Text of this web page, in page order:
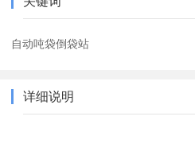
自动吨袋倒袋站
详细说明